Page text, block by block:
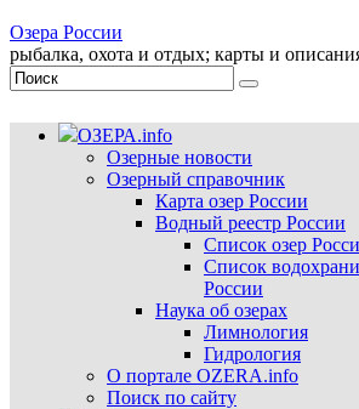
Озера России
рыбалка, охота и отдых; карты и
ОЗЕРА.info
Озерные новости
Озерный справочник
Карта озер России
Водный реестр России
Список озер
Список
России
Наука об озерах
Лимнология
Гидрология
О портале OZERA.info
Поиск по сайту